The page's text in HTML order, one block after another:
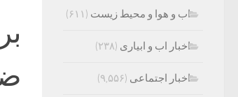
اب و هوا و محیط زیست (۶۱۱)
اخبار اب و ابیاری (۲۳۸)
اخبار اجتماعی (۹,۵۵۶)